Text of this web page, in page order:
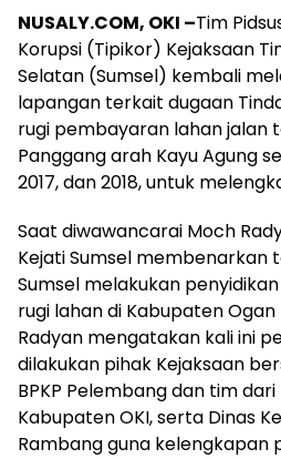
NUSALY.COM, OKI –Tim
Korupsi (Tipikor) Kejaksaan
Selatan (Sumsel) kembali
lapangan terkait dugaan
rugi pembayaran lahan jalan
Panggang arah Kayu Agung
2017, dan 2018, untuk
Saat diwawancarai Moch
Kejati Sumsel membenarkan
Sumsel melakukan
rugi lahan di Kabupaten
Radyan mengatakan kali ini
dilakukan pihak Kejaksaan
BPKP Pelembang dan tim
Kabupaten OKI, serta Dinas
Rambang guna kelengkapan